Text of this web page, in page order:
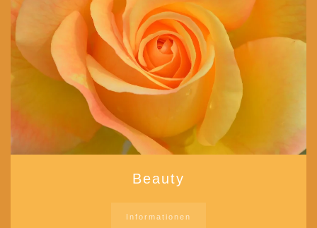
Beauty
Informationen